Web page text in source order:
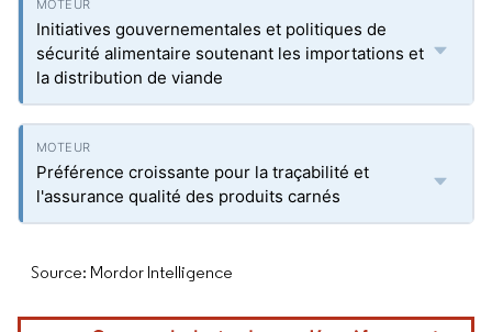
Initiatives gouvernementales et politiques de
sécurité alimentaire soutenant les importations et
la distribution de viande
Préférence croissante pour la traçabilité et
l'assurance qualité des produits carnés
Source: Mordor Intelligence